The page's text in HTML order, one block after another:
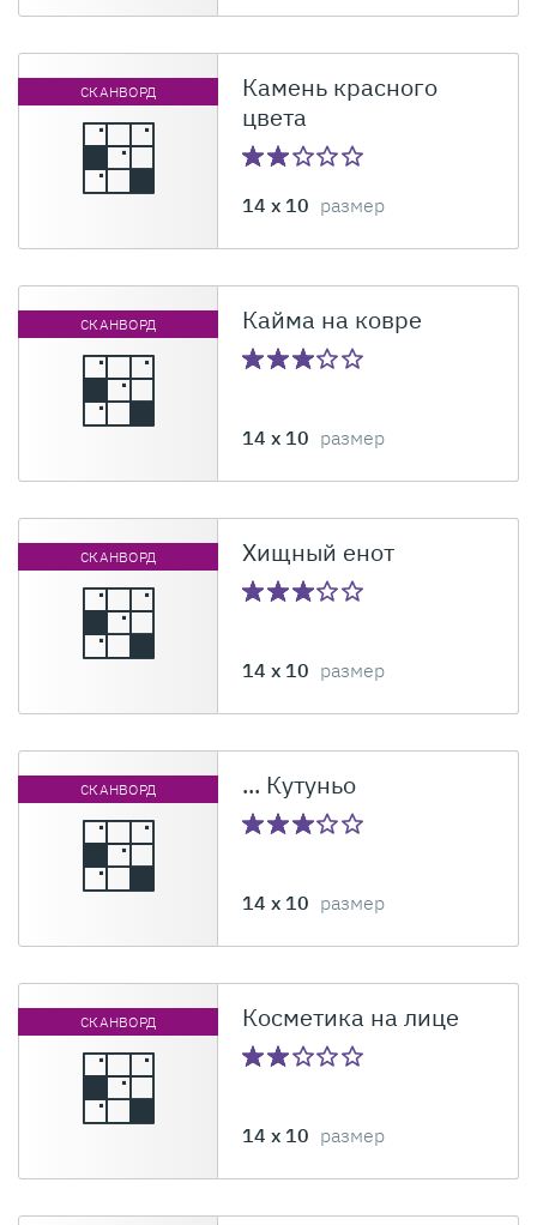
СКАНВОРД
Камень красного
цвета
14 x 10 размер
СКАНВОРД Кайма на ковре
14 x 10 размер
СКАНВОРД Хищный енот
14 x 10 размер
СКАНВОРД ... Кутуньо
14 x 10 размер
СКАНВОРД Косметика на лице
14 x 10 размер